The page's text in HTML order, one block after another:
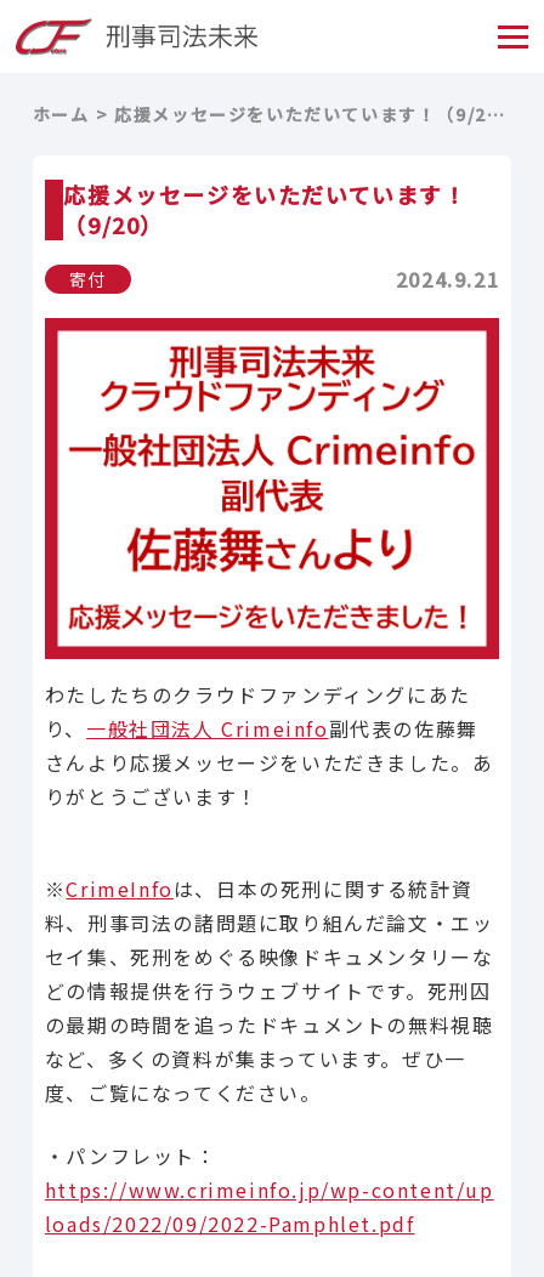
ホーム 応援メッセージをいただいています！（9/20）
応援メッセージをいただいています！
（9/20）
寄付 2024.9.21
わたしたちのクラウドファンディングにあた
り、 一般社団法人 Crimeinfo副代表の佐藤舞
さんより応援メッセージをいただきました。あ
りがとうございます！
※CrimeInfoは、日本の死刑に関する統計資
料、刑事司法の諸問題に取り組んだ論文・エッ
セイ集、死刑をめぐる映像ドキュメンタリーな
どの情報提供を行うウェブサイトです。死刑囚
の最期の時間を追ったドキュメントの無料視聴
など、多くの資料が集まっています。ぜひ一
度、ご覧になってください。
・パンフレット：
https://www.crimeinfo.jp/wp-content/up
loads/2022/09/2022-Pamphlet.pdf